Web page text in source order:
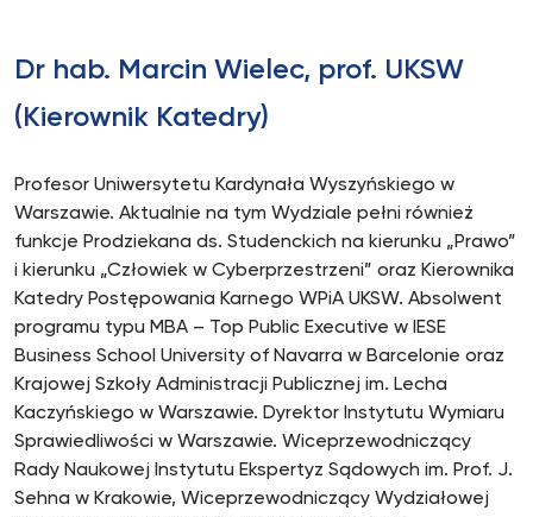
Dr hab. Marcin Wielec, prof. UKSW
(Kierownik Katedry)
Profesor Uniwersytetu Kardynała Wyszyńskiego w
Warszawie. Aktualnie na tym Wydziale pełni również
funkcje Prodziekana ds. Studenckich na kierunku „Prawo”
i kierunku „Człowiek w Cyberprzestrzeni” oraz Kierownika
Katedry Postępowania Karnego WPiA UKSW. Absolwent
programu typu MBA – Top Public Executive w IESE
Business School University of Navarra w Barcelonie oraz
Krajowej Szkoły Administracji Publicznej im. Lecha
Kaczyńskiego w Warszawie. Dyrektor Instytutu Wymiaru
Sprawiedliwości w Warszawie. Wiceprzewodniczący
Rady Naukowej Instytutu Ekspertyz Sądowych im. Prof. J.
Sehna w Krakowie, Wiceprzewodniczący Wydziałowej